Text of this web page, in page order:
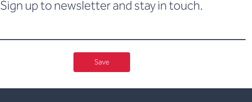
Sign up to newsletter and stay in touch.
Save